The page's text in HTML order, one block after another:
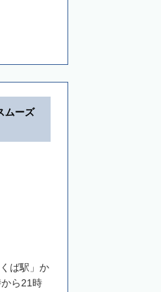
ムーズ
ば駅」か
ら21時